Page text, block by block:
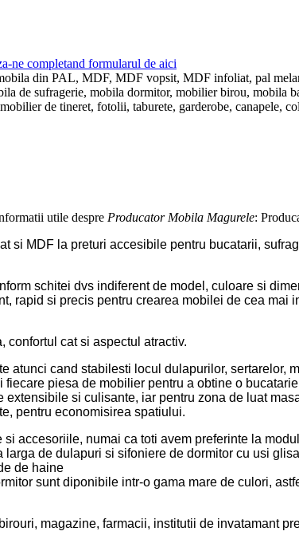
ne completand formularul de aici
din PAL, MDF, MDF vopsit, MDF infoliat, pal
de sufragerie, mobila dormitor, mobilier birou,
de tineret, fotolii, taburete, garderobe, canapele,
utile despre Producator Mobila Magurele:
si MDF la preturi accesibile pentru bucatarii,
schitei dvs indiferent de model, culoare si
rapid si precis pentru crearea mobilei de cea mai
confortul cat si aspectul atractiv.
atunci cand stabilesti locul dulapurilor, sertarelor,
piesa de mobilier pentru a obtine o
si culisante, iar pentru zona de luat
pentru economisirea spatiului.
accesoriile, numai ca toti avem preferinte la
de dulapuri si sifoniere de dormitor cu usi
de haine
sunt diponibile intr-o gama mare de culori,
magazine, farmacii, institutii de invatamant